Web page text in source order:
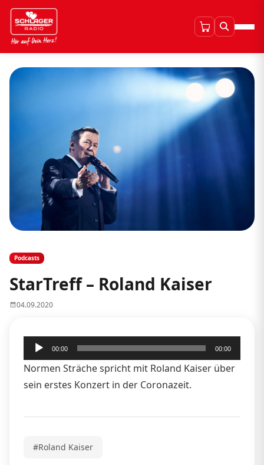
Podcasts
StarTreff – Roland Kaiser
04.09.2020
Audio-
Player
00:00 00:00
Normen Sträche spricht mit Roland Kaiser über
sein erstes Konzert in der Coronazeit.
#Roland Kaiser